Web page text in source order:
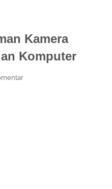
Kamera
Komputer